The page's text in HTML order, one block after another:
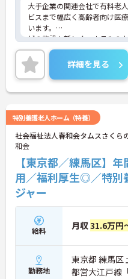
大手企業の関連会社で有料老
ビスまで幅広く高齢者向け医
います。
どの施設も新しく、ホテルの
務が出来ます。また、個人の
せてスムーズに成長が出来る
研修制度も魅力の一つ。
ご興味のある方はぜひお気軽
い。
詳細を見る
特別養護老人ホーム（特養）
社会福祉法人春和会タムスさくら
和会
【東京都／練馬区】
用／福利厚生◎／特別
ジャー
給料 月収31.6万円
勤務地
東京都 練馬区
都営大江戸線